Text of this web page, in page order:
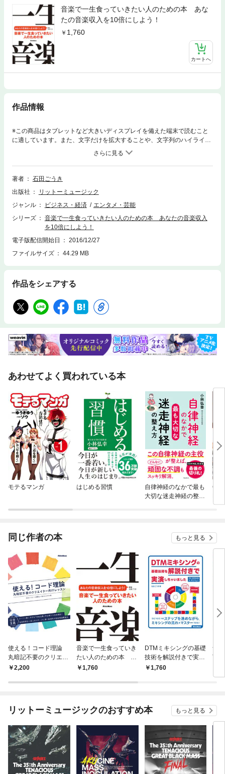
音楽で一生食っていきたい人のための本 あな
たの音楽収入を10倍にしよう！
1,760
カートへ
作品情報
※この商品はタブレットなど大きいディスプレイを備えた端末で読むこと
に適しています。また、文字だけを拡大することや、文字列のハイライ
ト、検索、辞書の参照、引用などの機能が使用できません。資金ナシ！人
脈ナシ！実績ナシ！が２年で音楽専業になれた秘密！音楽専門の独立起業
セミナー「音楽自営業のススメ」。本書籍の著者自身が講師と主催を務め
るそのセミナーの36時間を超える大ボリュームの内容を一冊の書籍に凝
チュア」「セミプロ」「プロ」いろいろなレベルの音楽人の業績改善に、
5年以上に渡って寄与し続けてきた著者が送る、本質的で実践的な『音楽
「自信」が高まります。サウンドクリエイター、作編曲家、ミュージシャ
ン、音楽講師……などなど、あらゆるフィールドで音楽を収入・職業に結
びつけることに興味のある、すべての音楽人注目の内容です！
著者
石田ごうき
出版社
リットーミュージック
ジャンル
ビジネス・経済
エンタメ・芸能
シリーズ
音楽で一生食っていきたい人のための本 あなたの音楽収入
を10倍にしよう！
電子版配信開始日
2016/12/27
ファイルサイズ
44.29 MB
作品をシェアする
あわせてよく買われている本
モテるマンガ はじめる習慣
自律神経のなかで最も
大切な迷走神経の整え
同じ作者の本 もっと見る
使える！コード理論
丸暗記不要のクリエイ
ター向けレッスン
2,200
音楽で一生食っていき
たい人のための本 あ
なたの音楽収入を10倍
1,760
DTMミキシングの基礎
技術を解説付きで実演
しちゃいました
1,760
音
TM
リットーミュージックのおすすめ本 もっと見る